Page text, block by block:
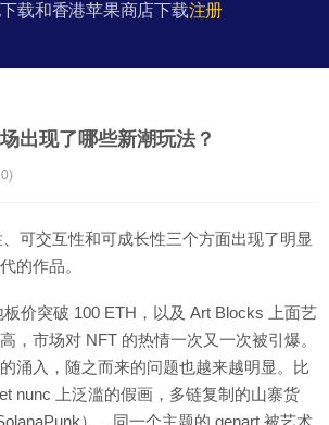
载和香港苹果商店下载注册
出现了哪些新潮玩法？
可交互性和可成长性三个方面出现了明显
的作品。
价突破 100 ETH，以及 Art Blocks 上面艺
，市场对 NFT 的热情一次又一次被引爆。
涌入，随之而来的问题也越来越明显。比
nunc 上泛滥的假画，多链复制的山寨货
），同一个主题的 genart 被艺术